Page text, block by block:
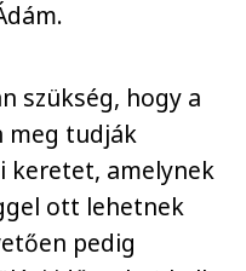
szükség, hogy a
meg tudják
keretet, amelynek
ott lehetnek
pedig